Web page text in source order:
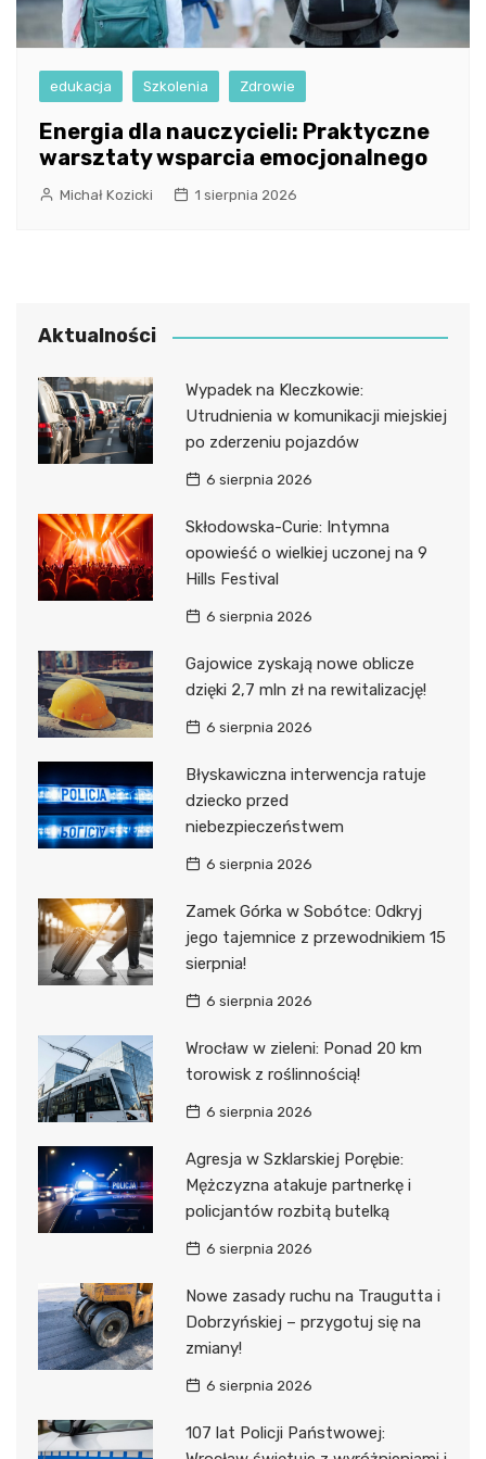
edukacja Szkolenia Zdrowie
Energia dla nauczycieli: Praktyczne
warsztaty wsparcia emocjonalnego
Michał Kozicki 1 sierpnia 2026
Aktualności
Wypadek na Kleczkowie:
Utrudnienia w komunikacji miejskiej
po zderzeniu pojazdów
6 sierpnia 2026
Skłodowska-Curie: Intymna
opowieść o wielkiej uczonej na 9
Hills Festival
6 sierpnia 2026
Gajowice zyskają nowe oblicze
dzięki 2,7 mln zł na rewitalizację!
6 sierpnia 2026
Błyskawiczna interwencja ratuje
dziecko przed
niebezpieczeństwem
6 sierpnia 2026
Zamek Górka w Sobótce: Odkryj
jego tajemnice z przewodnikiem 15
sierpnia!
6 sierpnia 2026
Wrocław w zieleni: Ponad 20 km
torowisk z roślinnością!
6 sierpnia 2026
Agresja w Szklarskiej Porębie:
Mężczyzna atakuje partnerkę i
policjantów rozbitą butelką
6 sierpnia 2026
Nowe zasady ruchu na Traugutta i
Dobrzyńskiej – przygotuj się na
zmiany!
6 sierpnia 2026
107 lat Policji Państwowej: